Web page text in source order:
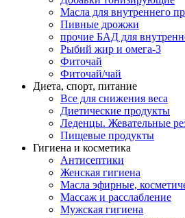
Масла для внутреннего
Пивные дрожжи
прочие БАД для
Рыбий жир и омега-3
Фиточай
Фиточай/чай
Диета, спорт, питание
Все для снижения веса
Диетические продукты
Леденцы. Жевательные
Пищевые продукты
Гигиена и косметика
Антисептики
Женская гигиена
Масла эфирные,
Массаж и расслабление
Мужская гигиена